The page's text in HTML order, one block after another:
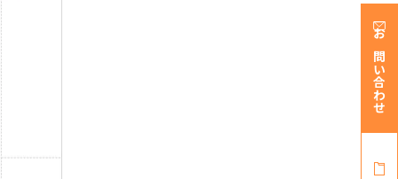
お問い合わせ